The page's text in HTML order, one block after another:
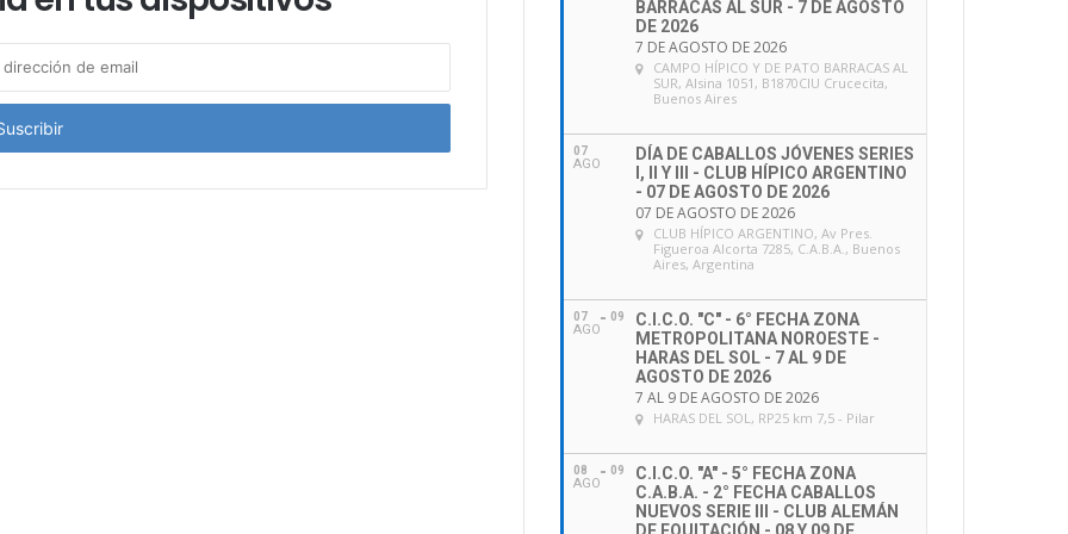
BARRACAS AL SUR - 7 DE AGOSTO
DE 2026
7 DE AGOSTO DE 2026
CAMPO HÍPICO Y DE PATO BARRACAS AL
SUR, Alsina 1051, B1870CIU Crucecita,
Buenos Aires
07
AGO
DÍA DE CABALLOS JÓVENES SERIES
I, II Y III - CLUB HÍPICO ARGENTINO
- 07 DE AGOSTO DE 2026
07 DE AGOSTO DE 2026
CLUB HÍPICO ARGENTINO, Av Pres.
Figueroa Alcorta 7285, C.A.B.A., Buenos
Aires, Argentina
07
AGO
09
C.I.C.O. "C" - 6° FECHA ZONA
METROPOLITANA NOROESTE -
HARAS DEL SOL - 7 AL 9 DE
AGOSTO DE 2026
7 AL 9 DE AGOSTO DE 2026
HARAS DEL SOL, RP25 km 7,5 - Pilar
08
AGO
09
C.I.C.O. "A" - 5° FECHA ZONA
C.A.B.A. - 2° FECHA CABALLOS
NUEVOS SERIE III - CLUB ALEMÁN